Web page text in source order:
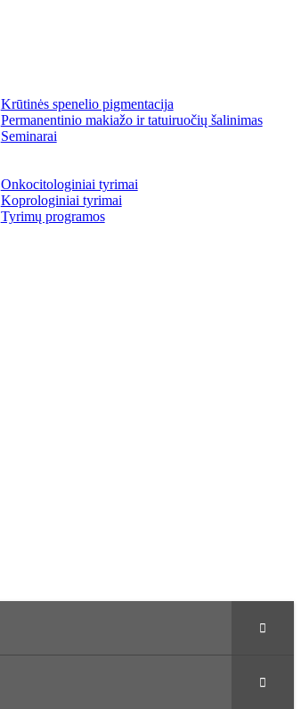
Krūtinės spenelio pigmentacija
Permanentinio makiažo ir tatuiruočių šalinimas
Seminarai
Onkocitologiniai tyrimai
Koprologiniai tyrimai
Tyrimų programos